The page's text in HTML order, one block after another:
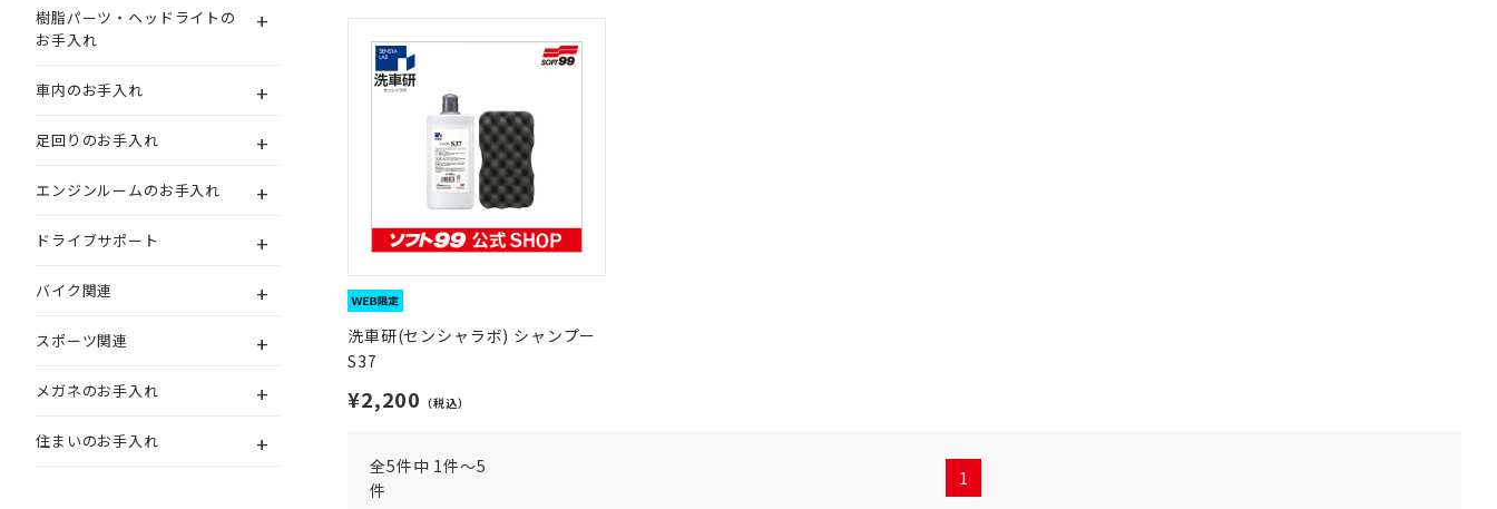
樹脂パーツ・ヘッドライトの
お手入れ
+
車内のお手入れ +
足回りのお手入れ +
エンジンルームのお手入れ +
ドライブサポート +
バイク関連 +
スポーツ関連 +
メガネのお手入れ +
住まいのお手入れ +
洗車研(センシャラボ) シャンプー
S37
¥2,200 （税込）
全5件中 1件～5
件
1